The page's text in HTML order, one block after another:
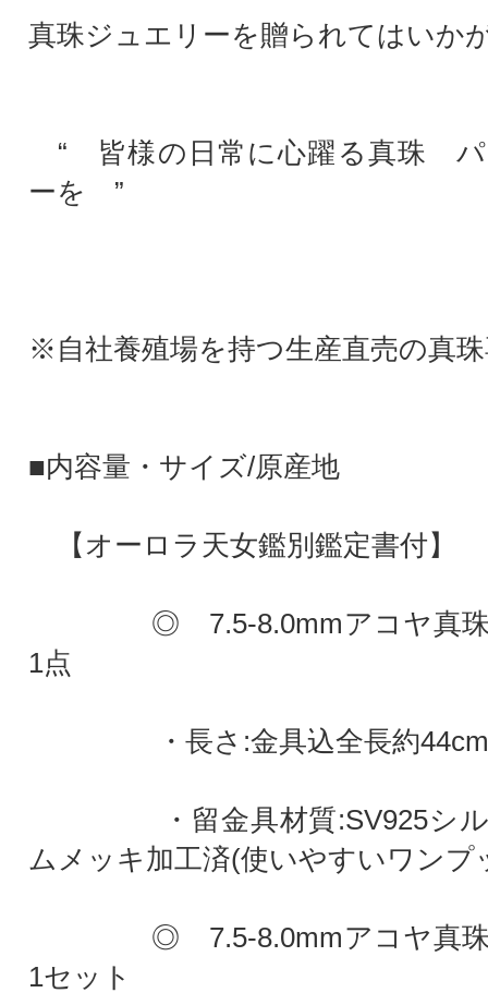
真珠ジュエリーを贈られてはいか
“ 皆様の日常に心躍る真珠 パ
ーを ”
※自社養殖場を持つ生産直売の真
■内容量・サイズ/原産地
【オーロラ天女鑑別鑑定書付】
◎ 7.5-8.0mmアコヤ真珠
1点
・長さ:金具込全長約44cm
・留金具材質:SV925シル
ムメッキ加工済(使いやすいワンプ
◎ 7.5-8.0mmアコヤ真珠
1セット